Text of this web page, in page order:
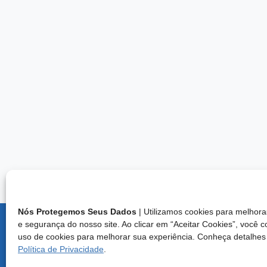
Nós Protegemos Seus Dados | Utilizamos cookies para
e segurança do nosso site. Ao clicar em “Aceitar Cookies”, você
uso de cookies para melhorar sua experiência. Conheça
Política de Privacidade
Brasília/